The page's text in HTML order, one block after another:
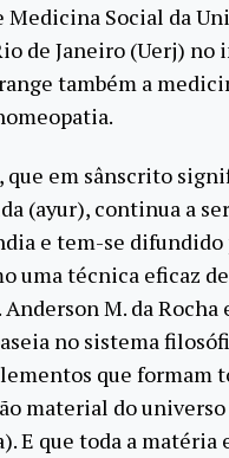
Social da
de Janeiro (Uerj) no
também a
que em sânscrito
(ayur), continua a
e tem-se difundido
uma técnica eficaz
M. da Rocha
no sistema
que formam
material do universo
E que toda a